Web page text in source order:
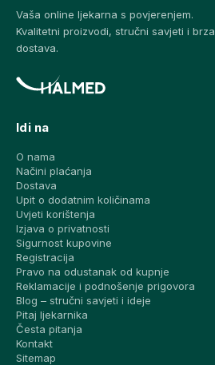
Vaša online ljekarna s povjerenjem.
Kvalitetni proizvodi, stručni savjeti i brza
dostava.
Idi na
O nama
Načini plaćanja
Dostava
Upit o dodatnim količinama
Uvjeti korištenja
Izjava o privatnosti
Sigurnost kupovine
Registracija
Pravo na odustanak od kupnje
Reklamacije i podnošenje prigovora
Blog – stručni savjeti i ideje
Pitaj ljekarnika
Česta pitanja
Kontakt
Sitemap